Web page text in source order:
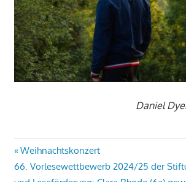
Daniel
Beitragsnavigation
Vorheriger
Beitrag:
Weihnachtskonzert
Nächster
66. Vorlesewettbewerb 2024/25 der